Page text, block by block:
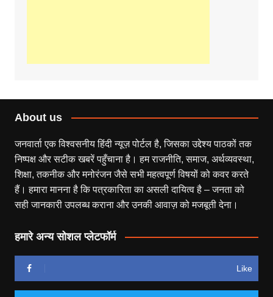
About us
जनवार्ता एक विश्वसनीय हिंदी न्यूज़ पोर्टल है, जिसका उद्देश्य पाठकों तक
निष्पक्ष और सटीक खबरें पहुँचाना है। हम राजनीति, समाज, अर्थव्यवस्था,
शिक्षा, तकनीक और मनोरंजन जैसे सभी महत्वपूर्ण विषयों को कवर करते
हैं। हमारा मानना है कि पत्रकारिता का असली दायित्व है – जनता को
सही जानकारी उपलब्ध कराना और उनकी आवाज़ को मजबूती देना।
हमारे अन्य सोशल प्लेटफॉर्म
Like